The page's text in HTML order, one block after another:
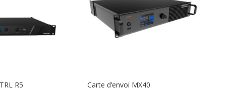
R5
Carte d’envoi MX40